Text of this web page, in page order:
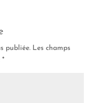
publiée. Les champs
*